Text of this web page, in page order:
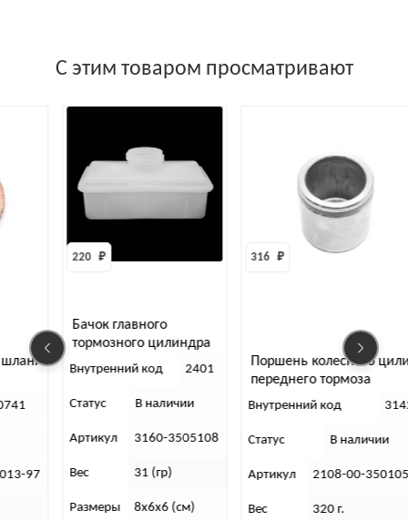
С этим товаром просматривают
шланга
97
Бачок главного
тормозного цилиндра
469 н/о
220 ₽
Внутренний код 2401
Статус В наличии
Артикул 3160-3505108
Вес 31 (гр)
Размеры 8х6х6 (см)
Поршень колесного
переднего тормоза
316 ₽
Внутренний код
Статус В наличии
Артикул 2108-00-
Вес 320 г.